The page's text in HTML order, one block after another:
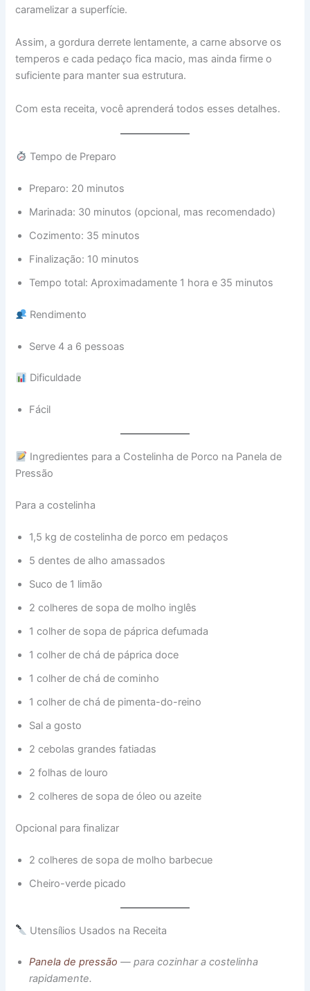
caramelizar a superfície.
Assim, a gordura derrete lentamente, a carne absorve os
temperos e cada pedaço fica macio, mas ainda firme o
suficiente para manter sua estrutura.
Com esta receita, você aprenderá todos esses detalhes.
Tempo de Preparo
Preparo: 20 minutos
Marinada: 30 minutos (opcional, mas recomendado)
Cozimento: 35 minutos
Finalização: 10 minutos
Tempo total: Aproximadamente 1 hora e 35 minutos
Rendimento
Serve 4 a 6 pessoas
Dificuldade
Fácil
Ingredientes para a Costelinha de Porco na Panela de
Pressão
Para a costelinha
1,5 kg de costelinha de porco em pedaços
5 dentes de alho amassados
Suco de 1 limão
2 colheres de sopa de molho inglês
1 colher de sopa de páprica defumada
1 colher de chá de páprica doce
1 colher de chá de cominho
1 colher de chá de pimenta-do-reino
Sal a gosto
2 cebolas grandes fatiadas
2 folhas de louro
2 colheres de sopa de óleo ou azeite
Opcional para finalizar
2 colheres de sopa de molho barbecue
Cheiro-verde picado
Utensílios Usados na Receita
Panela de pressão— para cozinhar a costelinha
rapidamente.